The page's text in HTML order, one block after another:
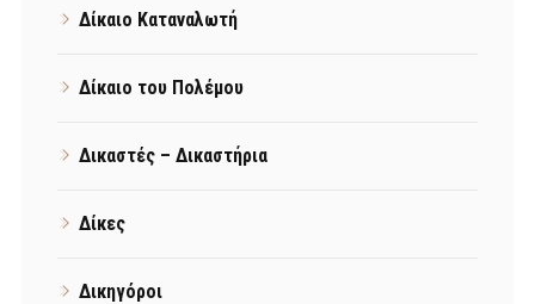
Δίκαιο Καταναλωτή
Δίκαιο του Πολέμου
Δικαστές – Δικαστήρια
Δίκες
Δικηγόροι